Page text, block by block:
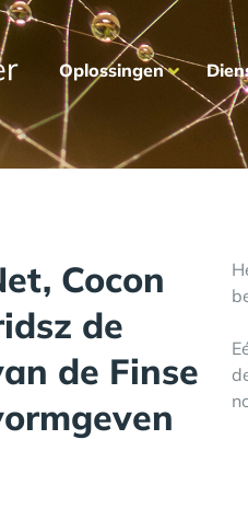
Oplossingen
Cocon
de
de Finse